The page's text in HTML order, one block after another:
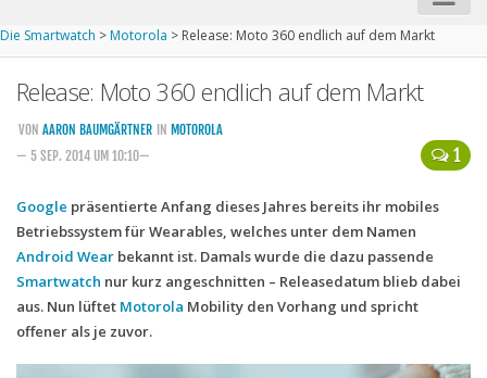
Startseite
Aktuelle Smartwatches im Test
Kommende Smartwatches
Handytarife
BASE
Smartphonetarife
o2
Die Smartwatch >Motorola > Release: Moto 360 endlich auf dem Markt
Release: Moto 360 endlich auf dem Markt
1
VON AARON BAUMGÄRTNER IN MOTOROLA
— 5 SEP. 2014 UM 10:10—
Google präsentierte Anfang dieses Jahres bereits ihr mobiles
Betriebssystem für Wearables, welches unter dem Namen
Android Wear bekannt ist. Damals wurde die dazu passende
Smartwatch nur kurz angeschnitten – Releasedatum blieb dabei
aus. Nun lüftet Motorola Mobility den Vorhang und spricht
offener als je zuvor.